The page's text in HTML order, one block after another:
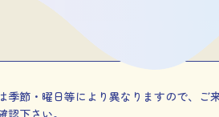
季節・曜日等により異なりますので、ご
認下さい。